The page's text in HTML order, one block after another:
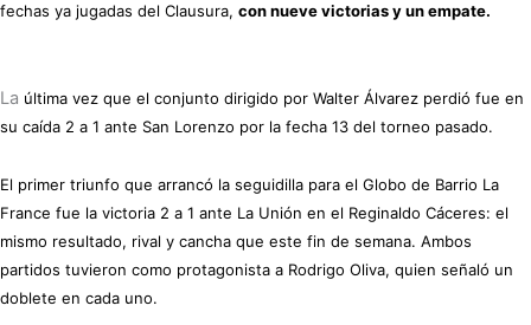
fechas ya jugadas del Clausura, con nueve victorias y un empate.
La última vez que el conjunto dirigido por Walter Álvarez perdió fue en
su caída 2 a 1 ante San Lorenzo por la fecha 13 del torneo pasado.
El primer triunfo que arrancó la seguidilla para el Globo de Barrio La
France fue la victoria 2 a 1 ante La Unión en el Reginaldo Cáceres: el
mismo resultado, rival y cancha que este fin de semana. Ambos
partidos tuvieron como protagonista a Rodrigo Oliva, quien señaló un
doblete en cada uno.